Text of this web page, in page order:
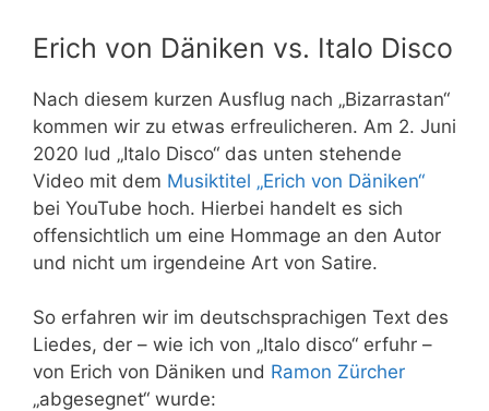
Erich von Däniken vs. Italo Disco
Nach diesem kurzen Ausflug nach „Bizarrastan“
kommen wir zu etwas erfreulicheren. Am 2. Juni
2020 lud „Italo Disco“ das unten stehende
Video mit dem Musiktitel „Erich von Däniken“
bei YouTube hoch. Hierbei handelt es sich
offensichtlich um eine Hommage an den Autor
und nicht um irgendeine Art von Satire.
So erfahren wir im deutschsprachigen Text des
Liedes, der – wie ich von „Italo disco“ erfuhr –
von Erich von Däniken und Ramon Zürcher
„abgesegnet“ wurde: